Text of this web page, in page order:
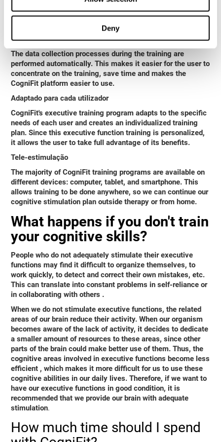
Deny
After each session, CogniFit will provide immediate
feedback that will help us to know if we are improving or
Progresso e evolução
The data collection processes during the training are
performed automatically. This makes it easier for the user to
concentrate on the training, save time and makes the
CogniFit platform easier to use.
Adaptado para cada utilizador
CogniFit's executive training program adapts to the specific
needs of each user and creates an individualized training
plan. Since this executive function training is personalized,
it allows the user to take full advantage of its benefits.
Tele-estimulação
The majority of CogniFit training programs are available on
different devices: computer, tablet, and smartphone. This
allows training to be done anywhere, so we can continue our
cognitive stimulation plan outside therapy or from home.
What happens if you don't train
your cognitive skills?
People who do not adequately stimulate their executive
functions may find it difficult to organize themselves, to
work quickly, to detect and correct their own mistakes, etc.
This can translate intoconstant problems in self-reliance or
in collaborating with others .
When we do not stimulate executive functions, the related
areas of our brain reduce their activity. When our organism
becomes aware of the lack of activity, it decides to dedicate
a smaller amount of resources to these areas, since other
parts of the brain could make better use of them. Thus,the
cognitive areas involved in executive functions become less
efficient , which makes it more difficult for us to use these
cognitive abilities in our daily lives. Therefore, if we want to
have our executive functions in good condition, it is
recommended that we provide our brain with adequate
stimulation.
How much time should I spend